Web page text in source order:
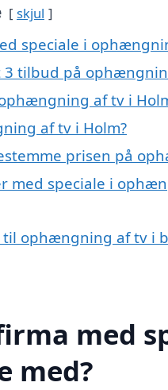
skjul
speciale i
tilbud på
af tv i
af tv i Holm?
prisen på
med speciale i
til ophængning af tv i
med
med?